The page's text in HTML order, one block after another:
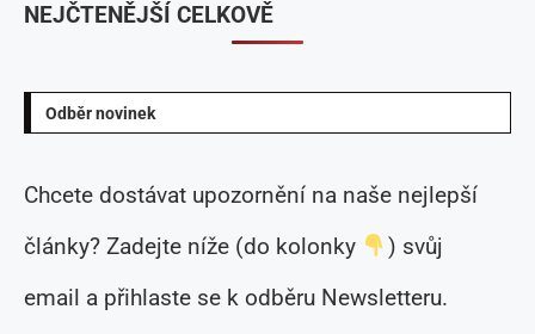
Odběr novinek
Chcete dostávat upozornění na naše nejlepší
články? Zadejte níže (do kolonky
) svůj
email a přihlaste se k odběru Newsletteru.
NEJČTENĚJŠÍ CELKOVĚ